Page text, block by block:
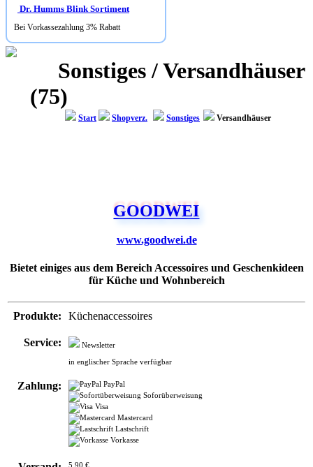
Sonstiges / Versandhäuser
(75)
Shopverz.
Bietet einiges aus dem Bereich Accessoires und Geschenkideen
für Küche und Wohnbereich
Produkte: Küchenaccessoires
Mastercard
Vorkasse
5,90 €
ab 25,00 € Bestellwert
versandkostenfrei
Shopsystem: XT-Commerce
Letztes Update 09 / 2018